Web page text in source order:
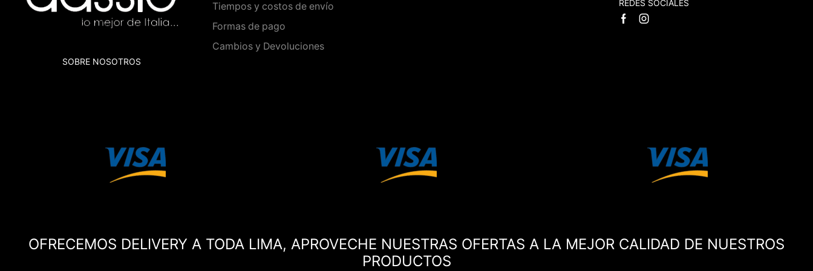
SOBRE NOSOTROS
Tiempos y costos de envío
Formas de pago
Cambios y Devoluciones
REDES SOCIALES
FacebookInstagram
OFRECEMOS DELIVERY A TODA LIMA, APROVECHE NUESTRAS OFERTAS A LA MEJOR CALIDAD DE NUESTROS
PRODUCTOS